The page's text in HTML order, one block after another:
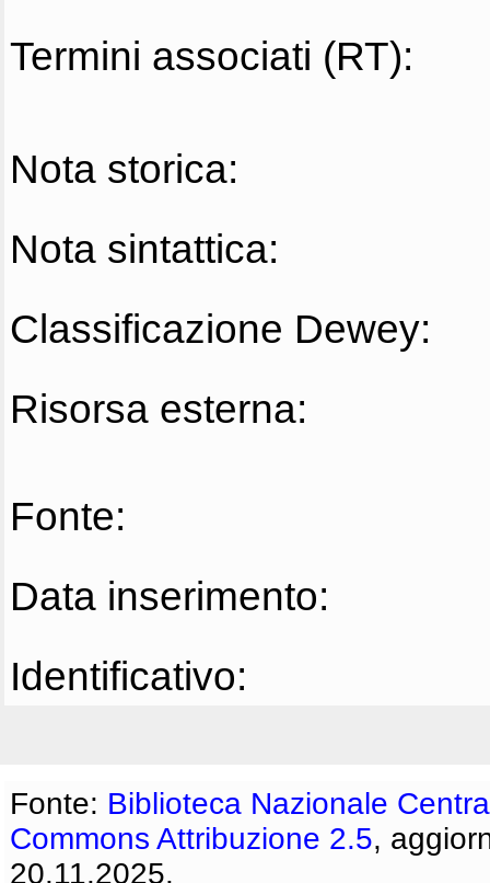
Termini associati (RT):
Nota storica:
Nota sintattica:
Classificazione Dewey:
Risorsa esterna:
Fonte:
Data inserimento:
Identificativo:
Fonte: Biblioteca Nazionale
Commons Attribuzione 2.5,
20.11.2025.